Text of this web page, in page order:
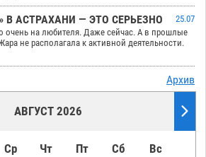
АСТРАХАНИ — ЭТО СЕРЬЕЗНО
25.07
очень на любителя. Даже сейчас. А в прошлые
не располагала к активной деятельности.
Архив
АВГУСТ 2026
Ср Чт Пт Сб Вс